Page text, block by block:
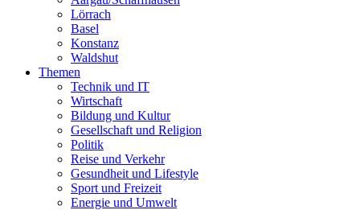
Lörrach
Basel
Konstanz
Waldshut
Themen
Technik und IT
Wirtschaft
Bildung und Kultur
Gesellschaft und Religion
Politik
Reise und Verkehr
Gesundheit und Lifestyle
Sport und Freizeit
Energie und Umwelt